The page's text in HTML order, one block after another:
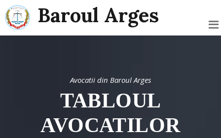
Baroul Arges
Avocatii din Baroul Arges
TABLOUL
AVOCATILOR